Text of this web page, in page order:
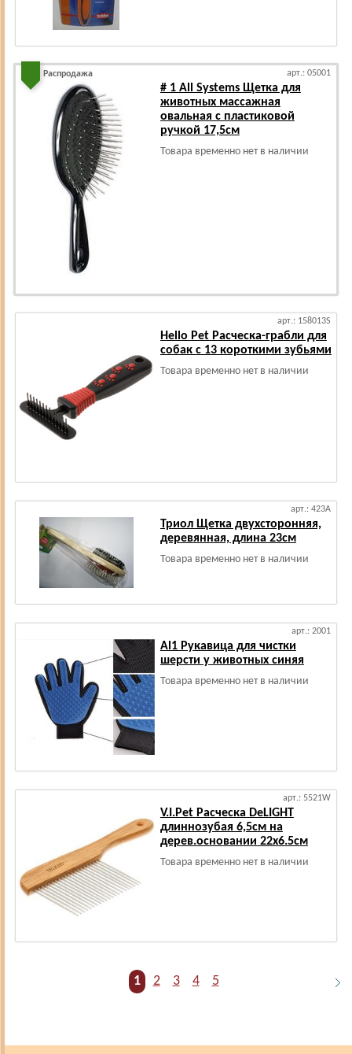
Распродажа арт.: 05001
# 1 All Systems Щетка для
животных массажная
овальная с пластиковой
ручкой 17,5см
Товара временно нет в наличии
арт.: 158013S
Hello Pet Расческа-грабли для
собак с 13 короткими зубьями
Товара временно нет в наличии
арт.: 423А
Триол Щетка двухсторонняя,
деревянная, длина 23см
Товара временно нет в наличии
арт.: 2001
Al1 Рукавица для чистки
шерсти у животных синяя
Товара временно нет в наличии
арт.: 5521W
V.I.Pet Расческа DeLIGHT
длиннозубая 6,5см на
дерев.основании 22х6.5см
Товара временно нет в наличии
1 2 3 4 5